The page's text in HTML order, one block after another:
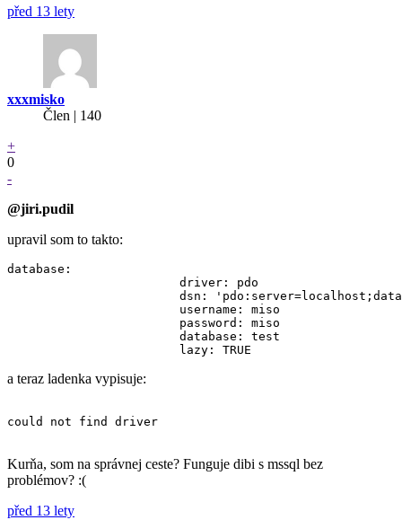
před 13 lety
xxxmisko
Člen | 140
+
0
-
@jiri.pudil
upravil som to takto:
database:
a teraz ladenka vypisuje:
could not find driver
Kurňa, som na správnej ceste? Funguje dibi s mssql bez
problémov? :(
před 13 lety